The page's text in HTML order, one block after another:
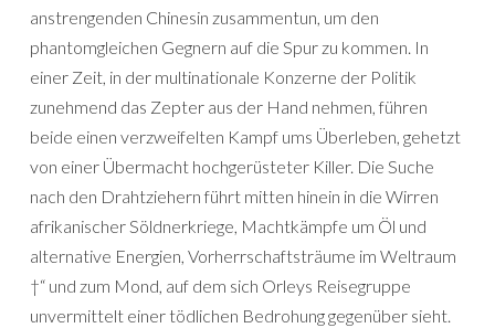
anstrengenden Chinesin zusammentun, um den
phantomgleichen Gegnern auf die Spur zu kommen. In
einer Zeit, in der multinationale Konzerne der Politik
zunehmend das Zepter aus der Hand nehmen, führen
beide einen verzweifelten Kampf ums Überleben, gehetzt
von einer Übermacht hochgerüsteter Killer. Die Suche
nach den Drahtziehern führt mitten hinein in die Wirren
afrikanischer Söldnerkriege, Machtkämpfe um Öl und
alternative Energien, Vorherrschaftsträume im Weltraum
†“ und zum Mond, auf dem sich Orleys Reisegruppe
unvermittelt einer tödlichen Bedrohung gegenüber sieht.